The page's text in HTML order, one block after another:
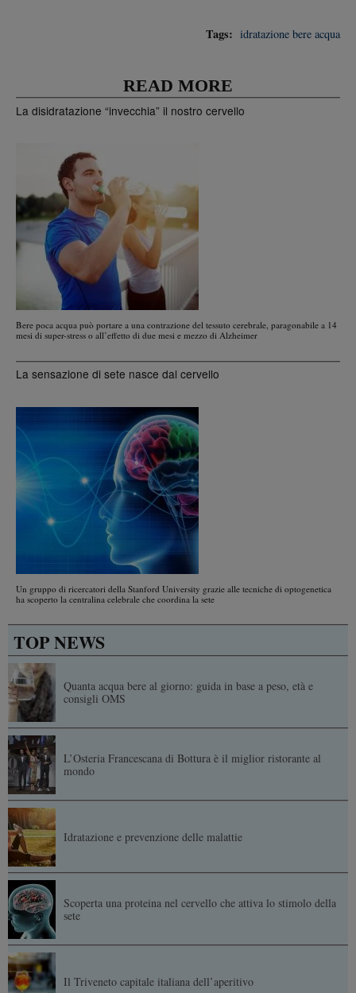
Tags: idratazione bere acqua
READ MORE
La disidratazione “invecchia” il nostro cervello
Bere poca acqua può portare a una contrazione del tessuto cerebrale, paragonabile a 14
mesi di super-stress o all’effetto di due mesi e mezzo di Alzheimer
La sensazione di sete nasce dal cervello
Un gruppo di ricercatori della Stanford University grazie alle tecniche di optogenetica
ha scoperto la centralina celebrale che coordina la sete
TOP NEWS
Quanta acqua bere al giorno: guida in base a peso, età e
consigli OMS
L’Osteria Francescana di Bottura è il miglior ristorante al
mondo
Idratazione e prevenzione delle malattie
Scoperta una proteina nel cervello che attiva lo stimolo della
sete
Il Triveneto capitale italiana dell’aperitivo